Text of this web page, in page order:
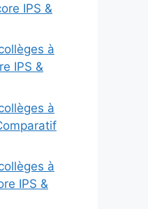
IPS &
à
IPS &
à
à
IPS &